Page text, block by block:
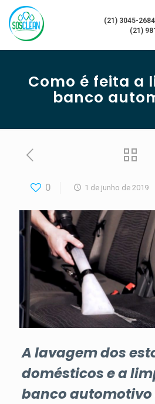
(21) 3045-2684
(21)
Como é feita a
banco
0 1 de junho de 2019
A lavagem dos
domésticos e a
banco automotivo